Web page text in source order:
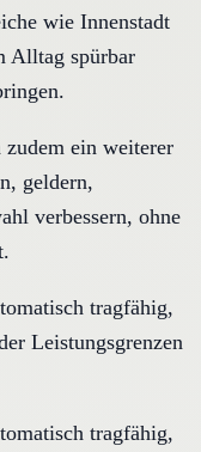
wie Innenstadt
Alltag spürbar
ein weiterer
geldern,
verbessern, ohne
tragfähig,
Leistungsgrenzen
tragfähig,